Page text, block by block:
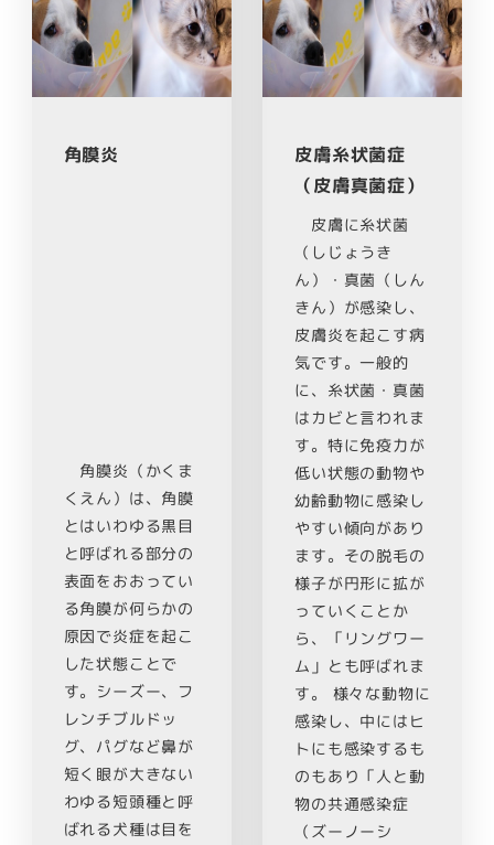
角膜炎
角膜炎（かくま
くえん）は、角膜
とはいわゆる黒目
と呼ばれる部分の
表面をおおってい
る角膜が何らかの
原因で炎症を起こ
した状態ことで
す。シーズー、フ
レンチブルドッ
グ、パグなど鼻が
短く眼が大きない
わゆる短頭種と呼
ばれる犬種は目を
皮膚糸状菌症
（皮膚真菌症）
皮膚に糸状菌
（しじょうき
ん）・真菌（しん
きん）が感染し、
皮膚炎を起こす病
気です。一般的
に、糸状菌・真菌
はカビと言われま
す。特に免疫力が
低い状態の動物や
幼齢動物に感染し
やすい傾向があり
ます。その脱毛の
様子が円形に拡が
っていくことか
ら、「リングワー
ム」とも呼ばれま
す。 様々な動物に
感染し、中にはヒ
トにも感染するも
のもあり「人と動
物の共通感染症
（ズーノーシ